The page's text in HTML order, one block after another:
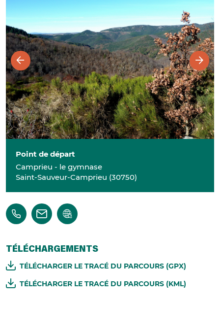
Point de départ
Camprieu - le gymnase
Saint-Sauveur-Camprieu (30750)
TÉLÉCHARGEMENTS
TÉLÉCHARGER LE TRACÉ DU PARCOURS (GPX)
TÉLÉCHARGER LE TRACÉ DU PARCOURS (KML)